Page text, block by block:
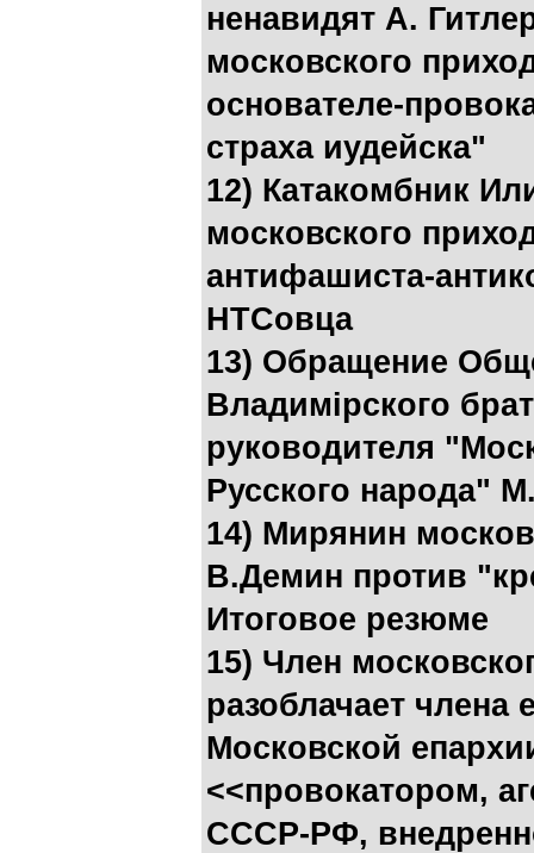
ненавидят А.
московского
основателе-
страха иудейска"
12) Катакомбник
московского
антифашиста-
НТСовца
13) Обращение
Владимiрского
руководителя
Русского народа"
14) Мирянин
В.Демин против
Итоговое резюме
15) Член
разоблачает члена
Московской
<<провокатором,
СССР-РФ,